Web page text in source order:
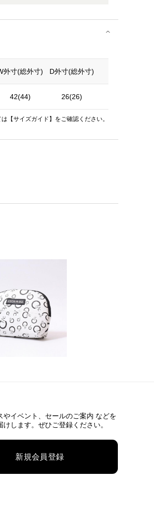
外寸(総外寸) D外寸(総外寸)
42(44) 26(26)
は 【サイズガイド】 をご確認ください。
イベント、 セールのご案内 などを
けします。ぜひご登録ください。
新規会員登録